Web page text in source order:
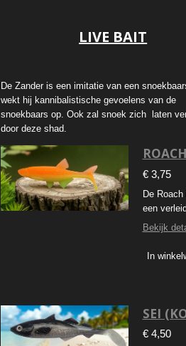
LIVE BAIT
De Zander is een imitatie van een
wekt hij kannibalistische gevoelens van de
snoekbaars op. Ook zal snoek zich laten
door deze shad.
€ 3,75
De
een
Bekijk
In
SEI
€ 4,50